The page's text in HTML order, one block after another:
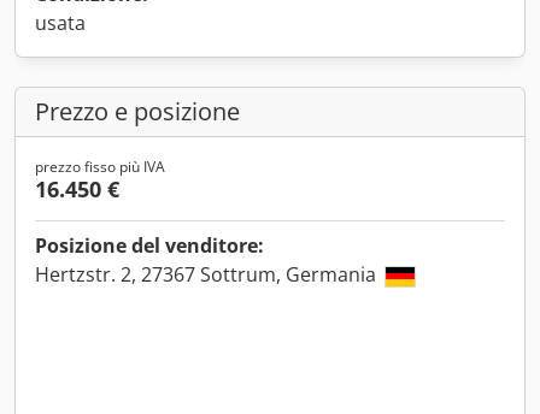
usata
Prezzo e posizione
prezzo fisso più IVA
16.450 €
Posizione del venditore:
Hertzstr. 2, 27367 Sottrum, Germania